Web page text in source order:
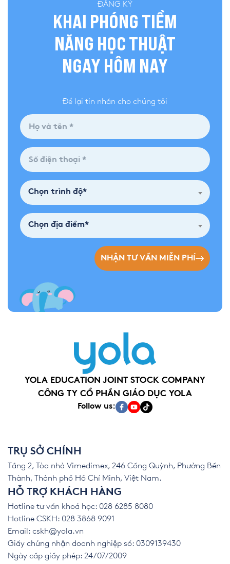
ĐĂNG KÝ
KHAI PHÓNG TIỀM
NĂNG HỌC THUẬT
NGAY HÔM NAY
Để lại tin nhắn cho chúng tôi
Chọn trình độ*
Chọn địa điểm*
NHẬN TƯ VẤN MIỄN PHÍ
YOLA EDUCATION JOINT STOCK COMPANY
CÔNG TY CỔ PHẦN GIÁO DỤC YOLA
Follow us:
TRỤ SỞ CHÍNH
Tầng 2, Tòa nhà Vimedimex, 246 Cống Quỳnh, Phường Bến
Thành, Thành phố Hồ Chí Minh, Việt Nam.
HỖ TRỢ KHÁCH HÀNG
Hotline tư vấn khoá học: 028 6285 8080
Hotline CSKH: 028 3868 9091
Email: cskh@yola.vn
Giấy chứng nhận doanh nghiệp số: 0309139430
Ngày cấp giấy phép: 24/07/2009